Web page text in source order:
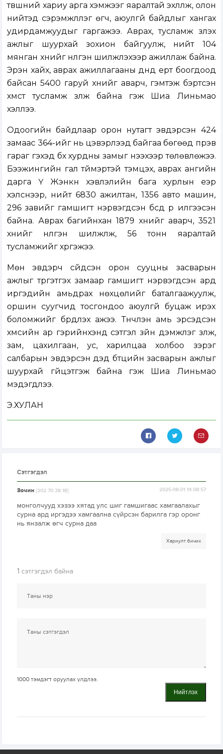
түвшний хариу арга хэмжээг яаралтай эхлүүлж, олон
нийтэд сэрэмжлүүлэг өгч, аюулгүй байдлыг хангах
удирдамжуудыг гаргажээ. Аврах, тусламж үзүүлэх
ажлыг шуурхай зохион байгуулж, нийт 104
мянган хүнийг нүүлгэн шилжүүлэхээр ажиллаж байна.
Эрэн хайх, аврах ажиллагааны дүнд үерт боогдоод
байсан 5400 гаруй хүнийг аварч, гэмтэж бэртсэн
хүмүүст тусламж үзүүлж байна гэж Шиа Линьмао
хэллээ.
Одоогийн байдлаар орон нутагт эвдэрсэн 424
замаас 364-ийг нь цэвэрлээд байгаа бөгөөд пүрэв
гараг гэхэд бүх хурдны замыг нээхээр төлөвлөжээ.
Бээжингийн гал түймэртэй тэмцэх, аврах ангийн
дарга Ү Жэнкүн хэвлэлийн бага хурлын үеэр
хэлснээр, нийт 6830 ажилтан, 1356 авто машин,
296 завийг гамшигт нэрвэгдсэн бүсүүд рүү илгээсэн
байна. Аврах багийнхан 1879 хүнийг аварч, 3521
хүнийг нүүлгэн шилжүүлж, 56 тонн яаралтай
тусламжийг хүргэжээ.
Мөн эвдэрч сүйдсэн орон сууцны засварын
ажлыг түргэтгэх замаар гамшигт нэрвэгдсэн ард
иргэдийн амьдрах нөхцөлийг баталгаажуулж,
оршин суугчид тосгондоо аюулгүй буцаж ирэх
боломжийг бүрдүүлэх ажээ. Түүнчлэн амь эрсэдсэн
хүмүүсийн ар гэрийнхэнд сэтгэл зүйн дэмжлэг үзүүлж,
зам, цахилгаан, ус, харилцаа холбоо зэрэг
салбарын эвдэрсэн дэд бүтцийн засварын ажлыг
шуурхай гүйцэтгэж байна гэж Шиа Линьмао
мэдэгдлээ.
Э.ХУЛАН
Сэтгэгдэл
Зочин[202.70.38.18] 2025-08-01 14:08:57
монголчууд хэзээ хятад улс шиг гамшигаас хамгаалахыг
сурна ард иргэдээ хамгаална сүйрсэн барилга гэр оронг
нь янзалж өгч сурна даа
Хариулт бичих
1 сэтгэгдэл байна
1000 тэмдэгт оруулах үлдлээ.
Нийтлэх